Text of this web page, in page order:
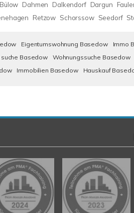
Bülow Dahmen Dalkendorf Dargun
Retzow Schorssow Seedorf
Eigentumswohnung Basedow Immo
Basedow Wohnungssuche Basedow
Immobilien Basedow Hauskauf